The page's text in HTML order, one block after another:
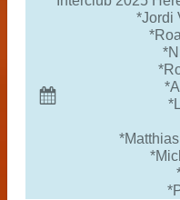
*Jordi